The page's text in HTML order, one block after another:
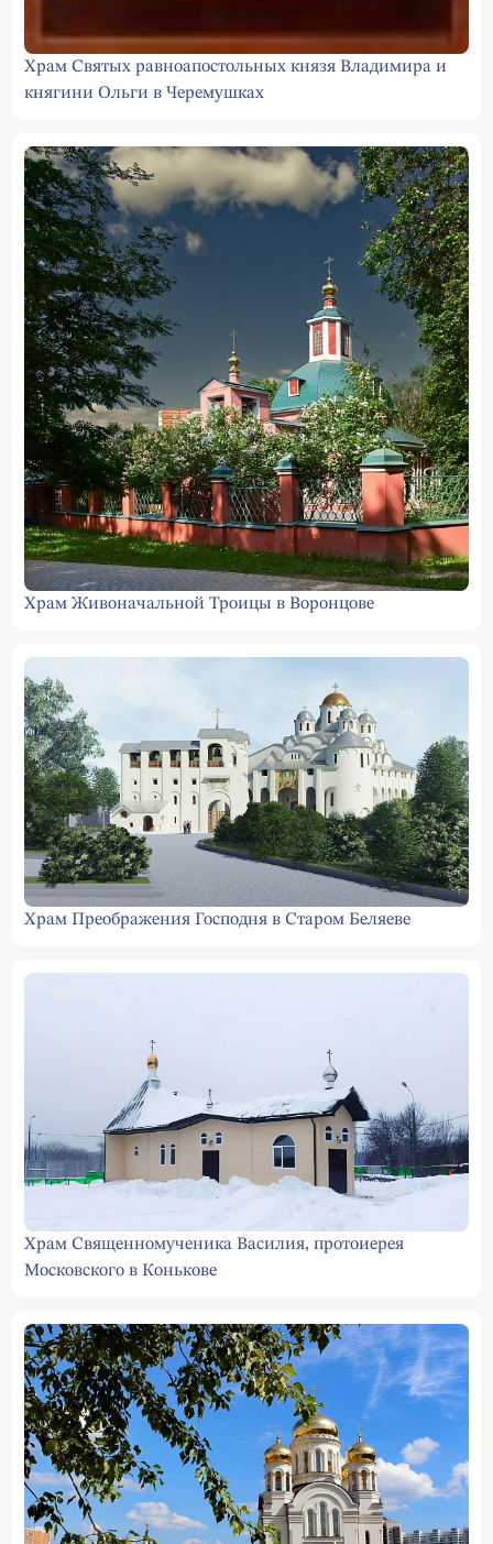
Храм Святых равноапостольных князя Владимира и
княгини Ольги в Черемушках
Храм Живоначальной Троицы в Воронцове
Храм Преображения Господня в Старом Беляеве
Храм Священномученика Василия, протоиерея
Московского в Конькове